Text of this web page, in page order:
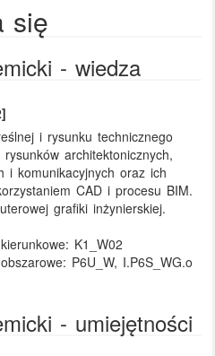
się
- wiedza
i rysunku technicznego
architektonicznych,
i komunikacyjnych oraz ich
CAD i procesu BIM.
grafiki inżynierskiej.
K1_W02
P6U_W, I.P6S_WG.o
- umiejętności